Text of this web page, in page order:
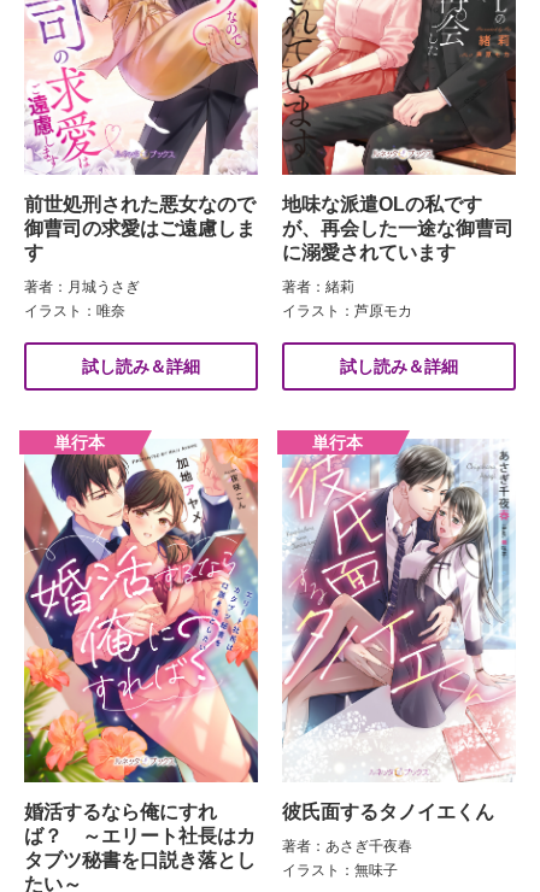
前世処刑された悪女なので
御曹司の求愛はご遠慮しま
す
著者：月城うさぎ
イラスト：唯奈
試し読み＆詳細
地味な派遣OLの私です
が、再会した一途な御曹司
に溺愛されています
著者：緒莉
イラスト：芦原モカ
試し読み＆詳細
婚活するなら俺にすれ
ば？ ～エリート社長はカ
タブツ秘書を口説き落とし
たい～
彼氏面するタノイエくん
著者：あさぎ千夜春
イラスト：無味子